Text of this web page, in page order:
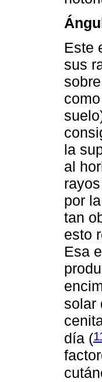
Este
sus
la
al
por
tan
esto
Esa
solar
día (